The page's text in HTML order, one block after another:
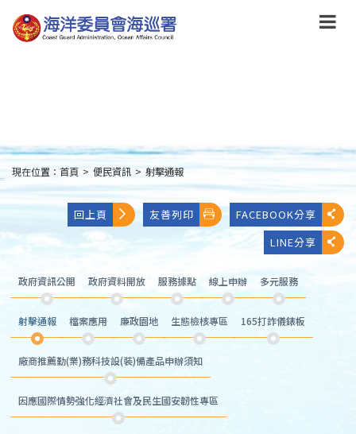
到
主
:::
現在位置： 首頁 > 便民資訊 > 射擊通報
回上頁 友善列印
FACEBOOK分享
LINE分享
政府資訊公開 政府資料開放 服務據點 線上申辦 多元服務
射擊通報 檔案應用 廉政園地 生態檢核專區 165打詐儀錶板
廠商推薦勤(業)務科技設(裝)備產品申辦須知
因應國際情勢強化經濟社會及民生國安韌性專區